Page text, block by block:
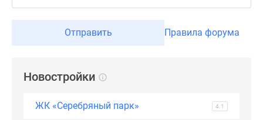
Субсидированная
Отправить Правила форума
Новостройки
ЖК «Серебряный парк» 4.1